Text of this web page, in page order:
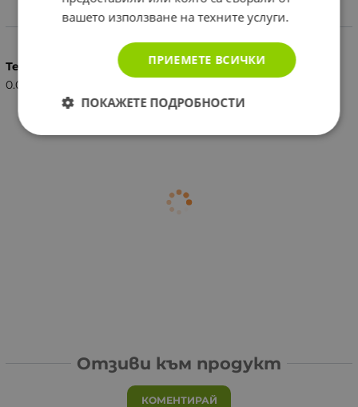
Характеристики
Тегло (кг.)
0.09
Отзиви към продукт
КОМЕНТИРАЙ
вашето използване на техните услуги.
ПРИЕМЕТЕ ВСИЧКИ
ПОКАЖЕТЕ ПОДРОБНОСТИ